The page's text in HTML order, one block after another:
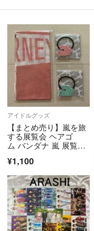
アイドルグッズ
【まとめ売り】嵐を旅
する展覧会 ヘアゴ
ム バンダナ 嵐 展覧
¥1,100